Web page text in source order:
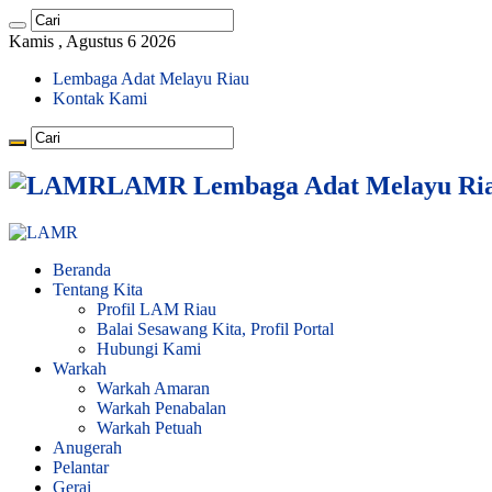
Kamis , Agustus 6 2026
Lembaga Adat Melayu Riau
Kontak Kami
LAMR Lembaga Adat Melayu
Beranda
Tentang Kita
Profil LAM Riau
Balai Sesawang Kita, Profil Portal
Hubungi Kami
Warkah
Warkah Amaran
Warkah Penabalan
Warkah Petuah
Anugerah
Pelantar
Gerai